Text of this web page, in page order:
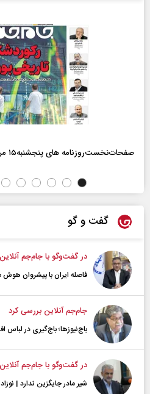
صفحات‌نخست‌روزنامه ها‌ی پنجشنبه‌۱۵ مردادماه
گفت و گو
در گفت‌و‌گو با جام‌جم
فاصله ایران با پیشرو‌ان
جام‌جم آنلاین بررسی کرد
باج‌نیوزها؛ باج‌گیری در لباس
در گفت‌و‌گو با جام‌جم
شیر مادر جایگزین ندارد |